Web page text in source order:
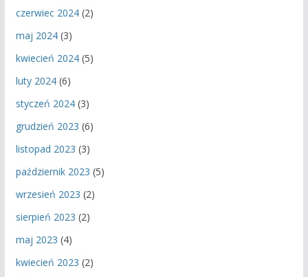
czerwiec 2024(2)
maj 2024(3)
kwiecień 2024(5)
luty 2024(6)
styczeń 2024(3)
grudzień 2023 (6)
listopad 2023 (3)
październik 2023 (5)
wrzesień 2023 (2)
sierpień 2023 (2)
maj 2023 (4)
kwiecień 2023 (2)